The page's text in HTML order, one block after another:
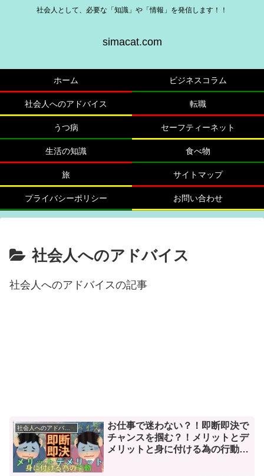
社会人として、必要な「知識」や「情報」を発信します！！
simacat.com
ホーム ビジネスコラム
社会人へのアドバイス 転職
うつ病 セーフティーネット
生活の知識 食べ物
旅 サイトマップ
プライバシーポリシー お問い合わせ
社会人へのアドバイス
社会人へのアドバイスの記事
社会人へのアドバイス
お仕事で迷わない？！即断即決で
チャンスを掴む？！メリットとデ
メリットと身に付ける為の行動と